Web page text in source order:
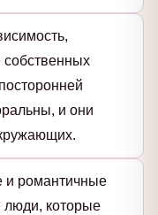
собственных
и они
и романтичные
люди, которые